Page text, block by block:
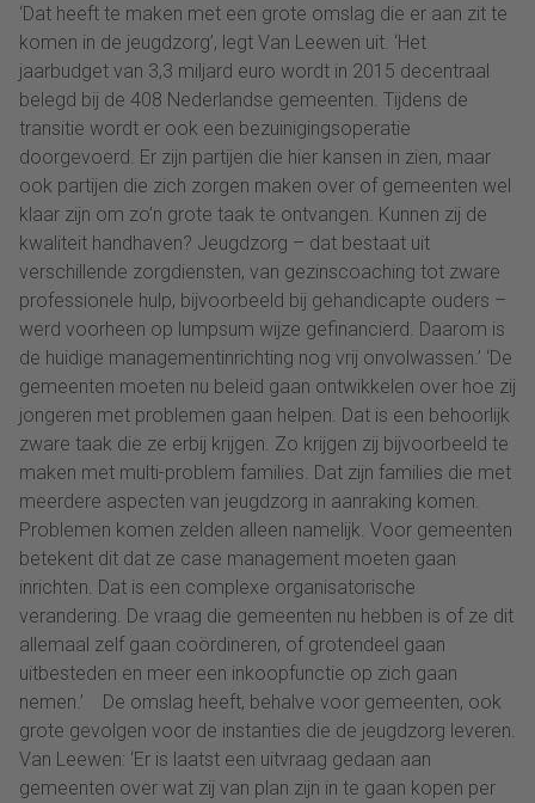
‘Dat heeft te maken met een grote omslag die er aan zit te
komen in de jeugdzorg’, legt Van Leewen uit. ‘Het
jaarbudget van 3,3 miljard euro wordt in 2015 decentraal
belegd bij de 408 Nederlandse gemeenten. Tijdens de
transitie wordt er ook een bezuinigingsoperatie
doorgevoerd. Er zijn partijen die hier kansen in zien, maar
ook partijen die zich zorgen maken over of gemeenten wel
klaar zijn om zo’n grote taak te ontvangen. Kunnen zij de
kwaliteit handhaven? Jeugdzorg – dat bestaat uit
verschillende zorgdiensten, van gezinscoaching tot zware
professionele hulp, bijvoorbeeld bij gehandicapte ouders –
werd voorheen op lumpsum wijze gefinancierd. Daarom is
de huidige managementinrichting nog vrij onvolwassen.’ ‘De
gemeenten moeten nu beleid gaan ontwikkelen over hoe zij
jongeren met problemen gaan helpen. Dat is een behoorlijk
zware taak die ze erbij krijgen. Zo krijgen zij bijvoorbeeld te
maken met multi-problem families. Dat zijn families die met
meerdere aspecten van jeugdzorg in aanraking komen.
Problemen komen zelden alleen namelijk. Voor gemeenten
betekent dit dat ze case management moeten gaan
inrichten. Dat is een complexe organisatorische
verandering. De vraag die gemeenten nu hebben is of ze dit
allemaal zelf gaan coördineren, of grotendeel gaan
uitbesteden en meer een inkoopfunctie op zich gaan
nemen.’ De omslag heeft, behalve voor gemeenten, ook
grote gevolgen voor de instanties die de jeugdzorg leveren.
Van Leewen: ‘Er is laatst een uitvraag gedaan aan
gemeenten over wat zij van plan zijn in te gaan kopen per